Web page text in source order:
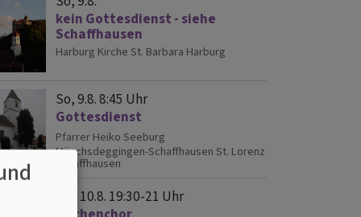
kein Gottesdienst - siehe
Schaffhausen
Harburg Kirche St. Barbara Harburg
So, 9.8. 8:45 Uhr
Gottesdienst
Pfarrer Heiko Seeburg
Mönchsdeggingen-Schaffhausen St. Lorenz
Schaffhausen
Mo, 10.8. 19:30-21 Uhr